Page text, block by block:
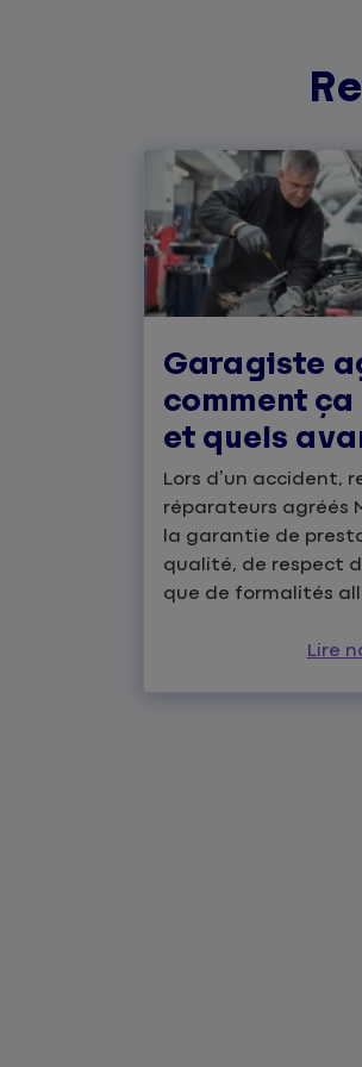
Garagiste
comment ça
et quels
Lors d’un accident,
réparateurs agréés
la garantie de
qualité, de respect
que de formalités
Lire